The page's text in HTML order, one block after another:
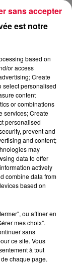
est notre
based on
or access
Create
select personalised
content
or combinations
services; Create
personalised
prevent and
and content;
may
data to offer
actively
combine data from
based on
ou affiner en
mes choix".
sans
ce site. Vous
à tout
chaque page.
sans accepter